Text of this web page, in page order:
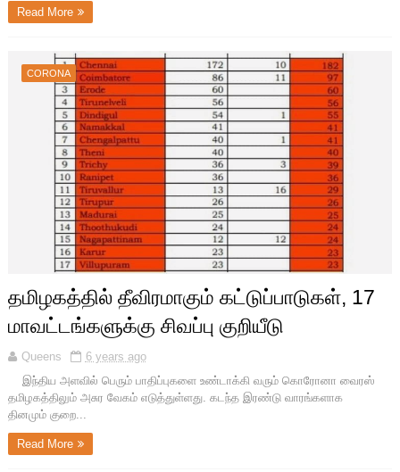
Read More
CORONA
தமிழகத்தில் தீவிரமாகும் கட்டுப்பாடுகள், 17
மாவட்டங்களுக்கு சிவப்பு குறியீடு
Queens
6 years ago
இந்திய அளவில் பெரும் பாதிப்புகளை உண்டாக்கி வரும் கொரோனா வைரஸ்
தமிழகத்திலும் அசுர வேகம் எடுத்துள்ளது. கடந்த இரண்டு வாரங்களாக
தினமும் குறை...
Read More